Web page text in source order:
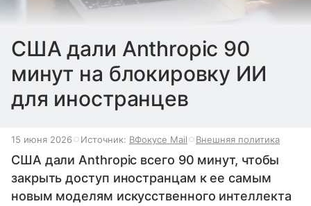
США дали Anthropic 90
минут на блокировку ИИ
для иностранцев
15 июня 2026 Источник: ВФокусе Mail Внешняя политика
США дали Anthropic всего 90 минут, чтобы
закрыть доступ иностранцам к ее самым
новым моделям искусственного интеллекта